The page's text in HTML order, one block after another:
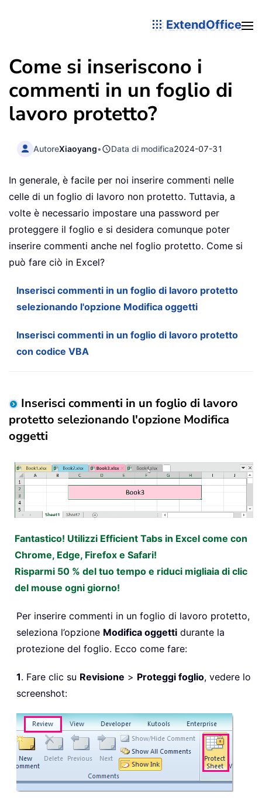
ExtendOffice
Come si inseriscono i
commenti in un foglio di
lavoro protetto?
AutoreXiaoyang• Data di modifica2024-07-31
In generale, è facile per noi inserire commenti nelle
celle di un foglio di lavoro non protetto. Tuttavia, a
volte è necessario impostare una password per
proteggere il foglio e si desidera comunque poter
inserire commenti anche nel foglio protetto. Come si
può fare ciò in Excel?
Inserisci commenti in un foglio di lavoro protetto
selezionando l'opzione Modifica oggetti
Inserisci commenti in un foglio di lavoro protetto
con codice VBA
Inserisci commenti in un foglio di lavoro
protetto selezionando l'opzione Modifica
oggetti
Fantastico! Utilizzi Efficient Tabs in Excel come con
Chrome, Edge, Firefox e Safari!
Risparmi 50 % del tuo tempo e riduci migliaia di clic
del mouse ogni giorno!
Per inserire commenti in un foglio di lavoro protetto,
seleziona l’opzione Modifica oggetti durante la
protezione del foglio. Ecco come fare:
1. Fare clic su Revisione > Proteggi foglio, vedere lo
screenshot: